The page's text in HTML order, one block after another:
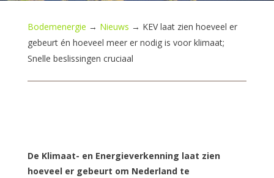
Bodemenergie → Nieuws → KEV laat zien hoeveel er
gebeurt én hoeveel meer er nodig is voor klimaat;
Snelle beslissingen cruciaal
De Klimaat- en Energieverkenning laat zien
hoeveel er gebeurt om Nederland te